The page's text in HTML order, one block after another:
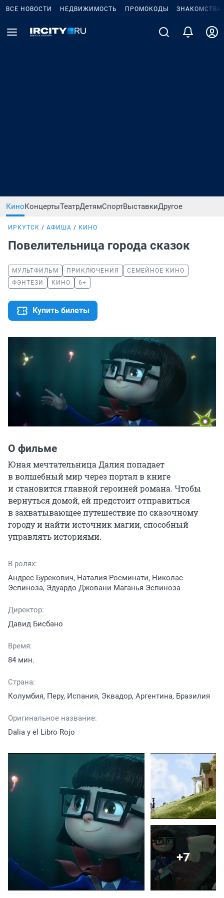
ВСЕ НОВОСТИ НЕДВИЖИМОСТЬ ПРОМОКОДЫ ЗНАКОМСТВА
КиноКонцертыТеатрДетямСпортВыставкиДругое
ИРКУТСК АФИША КИНО
Повелительница города сказок
МУЛЬТФИЛЬМ ПРИКЛЮЧЕНИЯ
СЕМЕЙНОЕ КИНО
ФЭНТЕЗИ
КИНО 6+
Купить билеты
О фильме
Юная мечтательница Далия попадает
в волшебный мир через портал в книге
и становится главной героиней романа. Чтобы
вернуться домой, ей предстоит отправиться
в захватывающее путешествие по сказочному
городу и найти источник магии, способный
управлять историями.
В ролях:
Андрес Бурекович, Наталия Росминати, Николас
Эспиноза, Эдуардо Джовани Маганья Эспиноза
Директор:
Давид Бисбано
Время:
84 мин.
Страна:
Колумбия, Перу, Испания, Эквадор, Аргентина, Бразилия
Оригинальное название:
Dalia y el Libro Rojo
+7